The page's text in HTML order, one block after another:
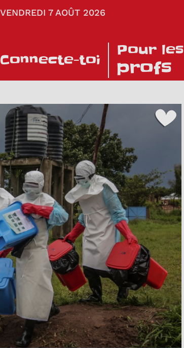
VENDREDI 7 AOÛT 2026
Connecte-toi
Pour les
profs